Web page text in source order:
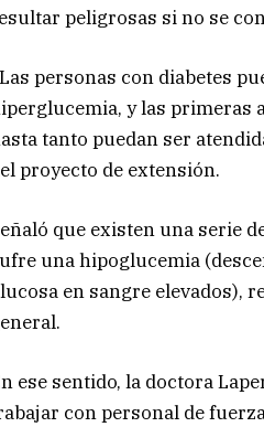
peligrosas si no se
personas con diabetes
y las primeras
tanto puedan ser
proyecto de extensión.
que existen una serie
una hipoglucemia
en sangre elevados),
ese sentido, la doctora
con personal de